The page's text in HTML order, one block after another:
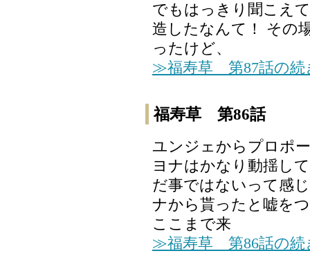
でもはっきり聞こえ
造したなんて！ その
ったけど、
≫福寿草 第87話の続
福寿草 第86話
ユンジェからプロポ
ヨナはかなり動揺し
だ事ではないって感
ナから貰ったと嘘を
ここまで来
≫福寿草 第86話の続